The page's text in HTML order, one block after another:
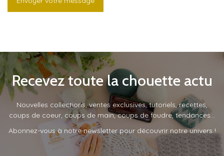
Recevez toute la chouette actu
Nouvelles collections, ventes exclusives, tutoriels, recettes,
coups de coeur, coups de main, coups de foudre, tendances…
Abonnez-vous à notre newsletter pour découvrir notre univers !